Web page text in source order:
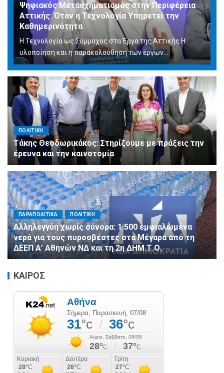
Ψηφιακός Μετασχηματισμός στην Περιφέρεια
Αττικής: Όταν η Τεχνολογία Υπηρετεί την
Καθημερινότητα
Η Τεχνολογία ως Σύμμαχος στα Έργα της Αττικής Η
υλοποίηση και η παρακολούθηση των έργων...
ΠΟΛΙΤΙΚΗ
Τάκης Θεοδωρικάκος: Στηρίζουμε με πράξεις την
έρευνα και την καινοτομία
ΠΑΡΑΠΟΛΙΤΙΚΑ ΠΟΛΙΤΙΚΗ
Αλληλεγγύη χωρίς σύνορα: 1.500 εμφιαλωμένα
νερά για τους πυροσβέστες στα Μέγαρα από τη
ΔΕΕΠ Α’ Αθηνών ΝΔ και τη 2η ΔΗΜ.Τ.Ο.
ΚΑΙΡΟΣ